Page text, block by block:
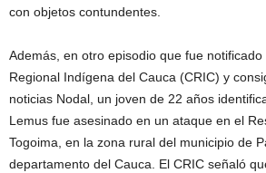
con objetos contundentes.
Además, en otro episodio que fue
Regional Indígena del Cauca (CRIC) y
noticias Nodal, un joven de 22 años
Lemus fue asesinado en un ataque en el
Togoima, en la zona rural del municipio de
departamento del Cauca. El CRIC señaló